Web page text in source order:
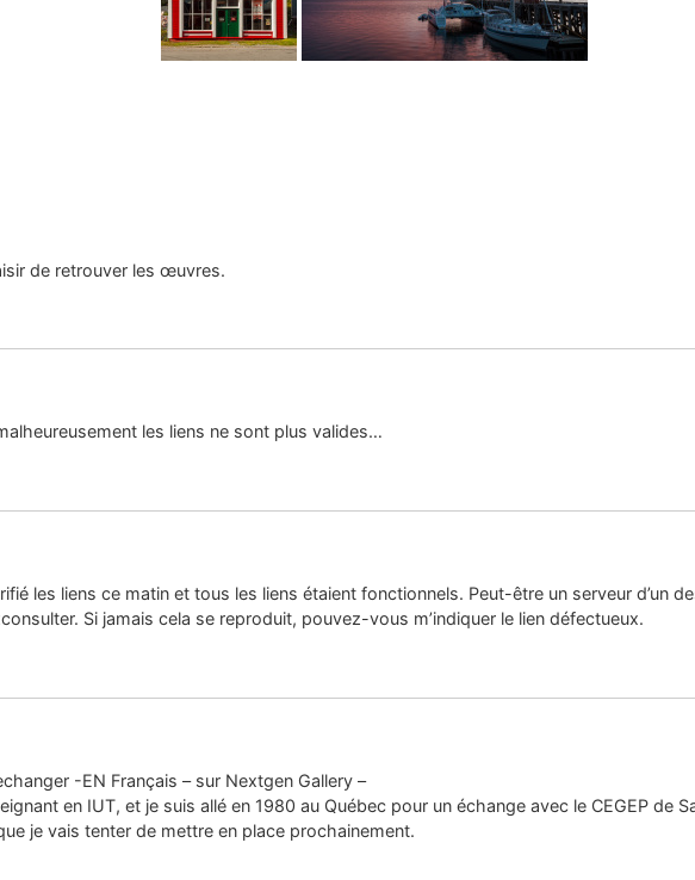
de retrouver les œuvres.
les liens ne sont plus valides…
les liens ce matin et tous les liens étaient fonctionnels. Peut-être un serveur d’un
Si jamais cela se reproduit, pouvez-vous m’indiquer le lien défectueux.
-EN Français – sur Nextgen Gallery –
en IUT, et je suis allé en 1980 au Québec pour un échange avec le CEGEP de
je vais tenter de mettre en place prochainement.